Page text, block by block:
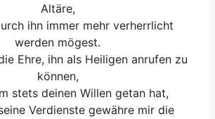
Altäre,
ihn immer mehr verherrlicht
werden mögest.
Ehre, ihn als Heiligen anrufen zu
können,
stets deinen Willen getan hat,
Verdienste gewähre mir die